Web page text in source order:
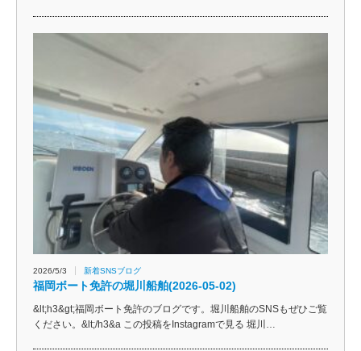
2026/5/3 新着SNSブログ
福岡ボート免許の堀川船舶(2026-05-02)
&lt;h3&gt;福岡ボート免許のブログです。堀川船舶のSNSもぜひご覧
ください。&lt;/h3&a この投稿をInstagramで見る 堀川…